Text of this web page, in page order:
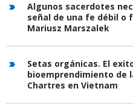
Algunos sacerdotes
señal de una fe débil o
Mariusz Marszalek
Setas orgánicas. El
bioemprendimiento de
Chartres en Vietnam